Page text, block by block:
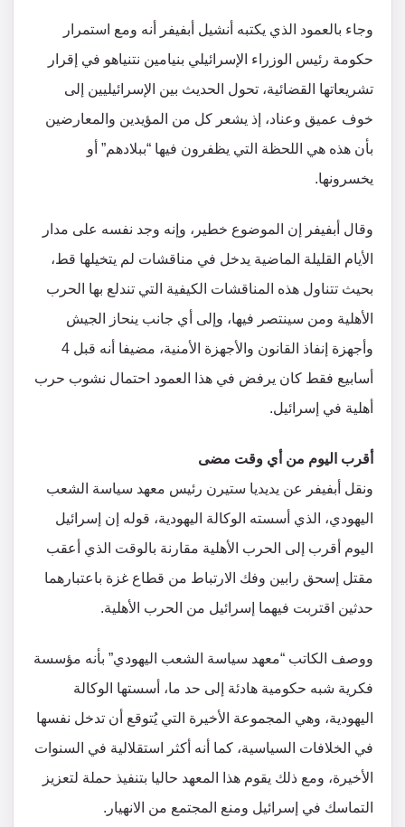
وجاء بالعمود الذي يكتبه أنشيل أبفيفر أنه ومع استمرار
حكومة رئيس الوزراء الإسرائيلي بنيامين نتنياهو في إقرار
تشريعاتها القضائية، تحول الحديث بين الإسرائيليين إلى
خوف عميق وعناد، إذ يشعر كل من المؤيدين والمعارضين
بأن هذه هي اللحظة التي يظفرون فيها “ببلادهم” أو
يخسرونها.
وقال أبفيفر إن الموضوع خطير، وإنه وجد نفسه على مدار
الأيام القليلة الماضية يدخل في مناقشات لم يتخيلها قط،
بحيث تتناول هذه المناقشات الكيفية التي تندلع بها الحرب
الأهلية ومن سينتصر فيها، وإلى أي جانب ينحاز الجيش
وأجهزة إنفاذ القانون والأجهزة الأمنية، مضيفا أنه قبل 4
أسابيع فقط كان يرفض في هذا العمود احتمال نشوب حرب
أهلية في إسرائيل.
أقرب اليوم من أي وقت مضى
ونقل أبفيفر عن يديديا ستيرن رئيس معهد سياسة الشعب
اليهودي، الذي أسسته الوكالة اليهودية، قوله إن إسرائيل
اليوم أقرب إلى الحرب الأهلية مقارنة بالوقت الذي أعقب
مقتل إسحق رابين وفك الارتباط من قطاع غزة باعتبارهما
حدثين اقتربت فيهما إسرائيل من الحرب الأهلية.
ووصف الكاتب “معهد سياسة الشعب اليهودي” بأنه مؤسسة
فكرية شبه حكومية هادئة إلى حد ما، أسستها الوكالة
اليهودية، وهي المجموعة الأخيرة التي يُتوقع أن تدخل نفسها
في الخلافات السياسية، كما أنه أكثر استقلالية في السنوات
الأخيرة، ومع ذلك يقوم هذا المعهد حاليا بتنفيذ حملة لتعزيز
التماسك في إسرائيل ومنع المجتمع من الانهيار.